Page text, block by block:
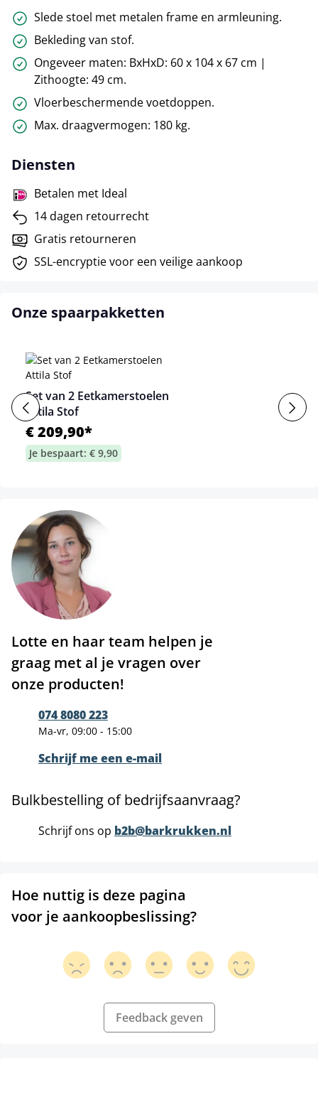
Slede stoel met metalen frame en armleuning.
Bekleding van stof.
Ongeveer maten: BxHxD: 60 x 104 x 67 cm |
Zithoogte: 49 cm.
Vloerbeschermende voetdoppen.
Max. draagvermogen: 180 kg.
Diensten
Betalen met Ideal
14 dagen retourrecht
Gratis retourneren
SSL-encryptie voor een veilige aankoop
Onze spaarpakketten
Set van 2 Eetkamerstoelen
Attila Stof
€ 209,90*
Je bespaart: € 9,90
Lotte en haar team helpen je
graag met al je vragen over
onze producten!
074 8080 223
Ma-vr, 09:00 - 15:00
Schrijf me een e-mail
Bulkbestelling of bedrijfsaanvraag?
Schrijf ons op b2b@barkrukken.nl
Hoe nuttig is deze pagina
voor je aankoopbeslissing?
Feedback geven